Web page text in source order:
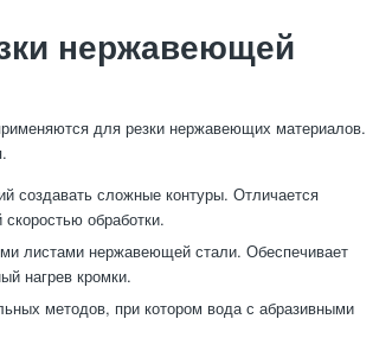
нержавеющей
для резки нержавеющих материалов.
создавать сложные контуры. Отличается
обработки.
листами нержавеющей стали. Обеспечивает
нагрев кромки.
методов, при котором вода с абразивными